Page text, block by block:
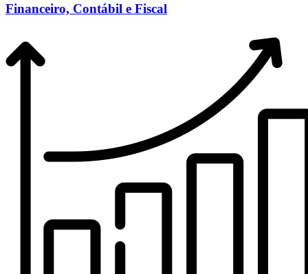
Financeiro, Contábil e Fiscal